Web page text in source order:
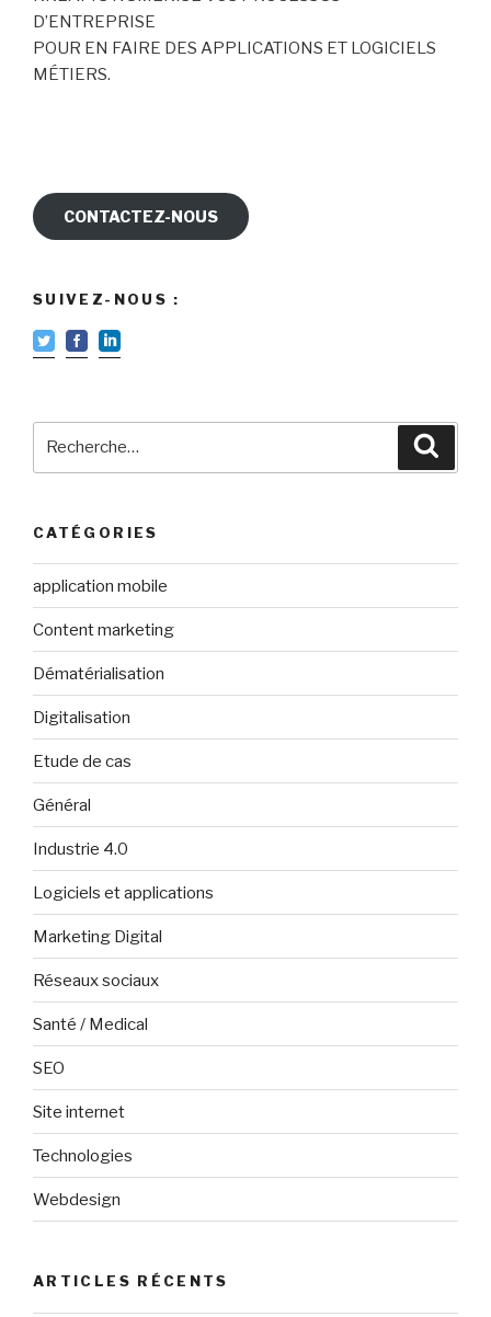
D’ENTREPRISE
POUR EN FAIRE DES APPLICATIONS ET LOGICIELS
MÉTIERS.
CONTACTEZ-NOUS
SUIVEZ-NOUS :
CATÉGORIES
application mobile
Content marketing
Dématérialisation
Digitalisation
Etude de cas
Général
Industrie 4.0
Logiciels et applications
Marketing Digital
Réseaux sociaux
Santé / Medical
SEO
Site internet
Technologies
Webdesign
ARTICLES RÉCENTS